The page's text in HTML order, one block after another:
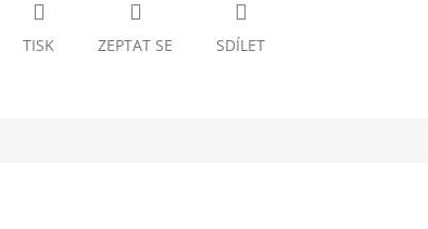
TISK ZEPTAT SE SDÍLET